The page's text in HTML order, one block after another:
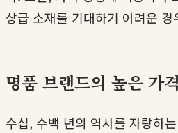
상급 소재를 기대하기 어려운 경
명품 브랜드의 높은 가
수십, 수백 년의 역사를 자랑하